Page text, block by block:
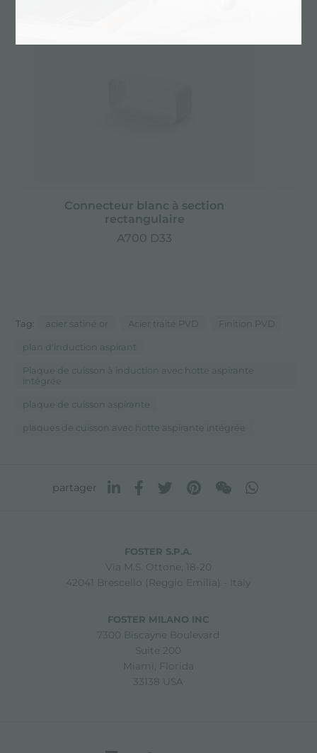
Connecteur blanc à section
rectangulaire
A700 D33
Tag: acier satiné or Acier traité PVD Finition PVD
plan d'induction aspirant
Plaque de cuisson à induction avec hotte aspirante
intégrée
plaque de cuisson aspirante
plaques de cuisson avec hotte aspirante intégrée
partager
FOSTER S.P.A.
Via M.S. Ottone, 18-20
42041 Brescello (Reggio Emilia) - Italy
FOSTER MILANO INC
7300 Biscayne Boulevard
Suite 200
Miami, Florida
33138 USA